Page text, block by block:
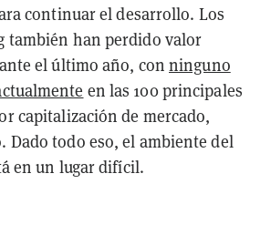
continuar el desarrollo. Los
también han perdido valor
el último año, conninguno
en las 100 principales
capitalización de mercado,
Dado todo eso, el ambiente del
en un lugar difícil.